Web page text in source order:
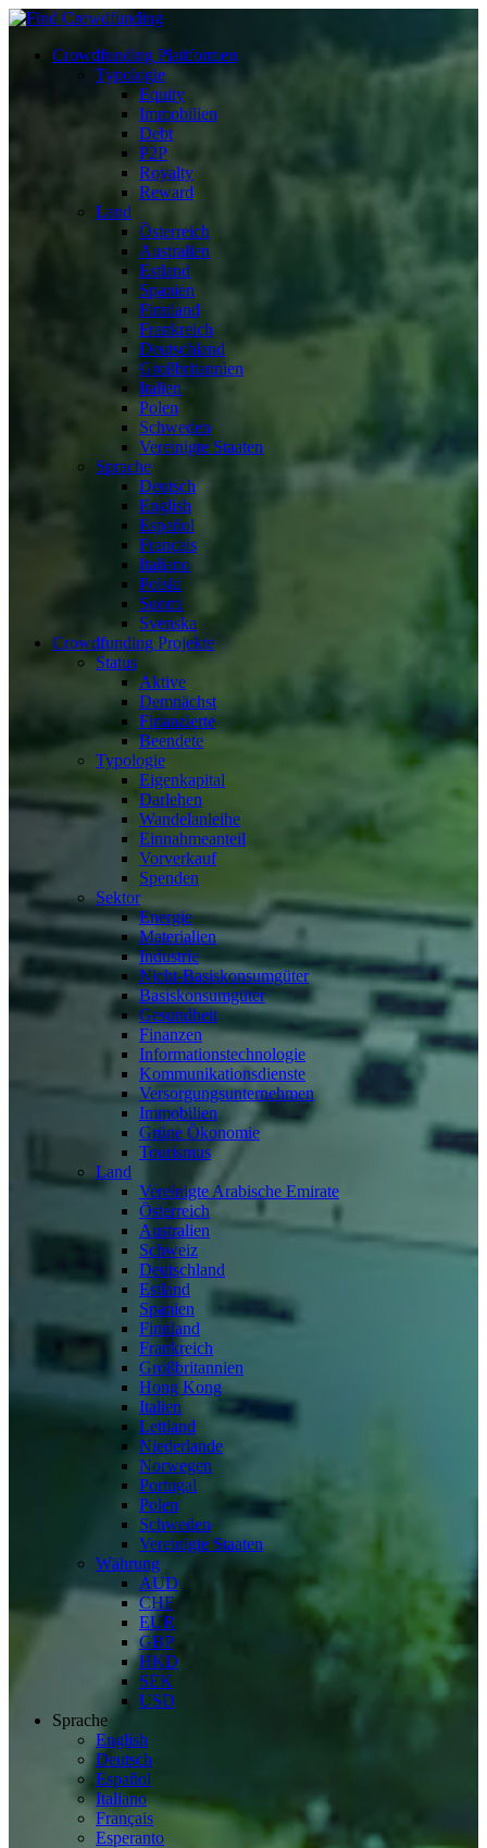
Crowdfunding Plattformen
Typologie
Equity
Immobilien
Debt
P2P
Royalty
Reward
Land
Österreich
Australien
Estland
Spanien
Finnland
Frankreich
Deutschland
Großbritannien
Italien
Polen
Schweden
Vereinigte Staaten
Sprache
Deutsch
English
Español
Français
Italiano
Polski
Suomi
Svenska
Crowdfunding Projekte
Status
Aktive
Demnächst
Finanzierte
Beendete
Typologie
Eigenkapital
Darlehen
Wandelanleihe
Einnahmeanteil
Vorverkauf
Spenden
Sektor
Energie
Materialien
Industrie
Nicht-Basiskonsumgüter
Basiskonsumgüter
Gesundheit
Finanzen
Informationstechnologie
Kommunikationsdienste
Versorgungsunternehmen
Immobilien
Grüne Ökonomie
Tourismus
Land
Vereinigte Arabische Emirate
Österreich
Australien
Schweiz
Deutschland
Estland
Spanien
Finnland
Frankreich
Großbritannien
Hong Kong
Italien
Lettland
Niederlande
Norwegen
Portugal
Polen
Schweden
Vereinigte Staaten
Währung
AUD
CHF
EUR
GBP
HKD
SEK
USD
Sprache
English
Deutsch
Español
Italiano
Français
Esperanto